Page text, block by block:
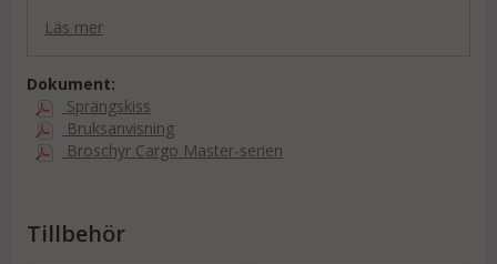
mycket svängda trappor.
enkel och mjuk klättring.
Utrustad med integrerad batteridisplay.
Steglös hastighetsjustering och höj/sänkbara.
Fällbara handtag gör jobbet bekvämt!
Läs mer
Dokument:
Sprängskiss
Bruksanvisning
Broschyr Cargo Master-serien
Tillbehör